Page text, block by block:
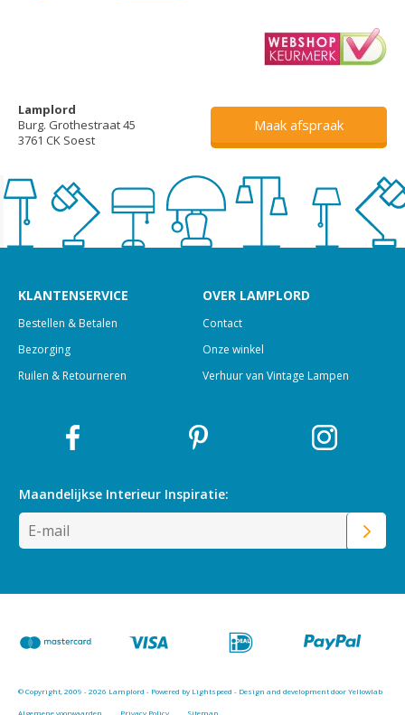
Lamplord
Burg. Grothestraat 45
3761 CK Soest
Maak afspraak
KLANTENSERVICE
Bestellen & Betalen
Bezorging
Ruilen & Retourneren
OVER LAMPLORD
Contact
Onze winkel
Verhuur van Vintage Lampen
Maandelijkse Interieur Inspiratie:
© Copyright, 2009 - 2026 Lamplord - Powered by Lightspeed - Design and development door Yellowlab
Algemene voorwaarden Privacy Policy Sitemap